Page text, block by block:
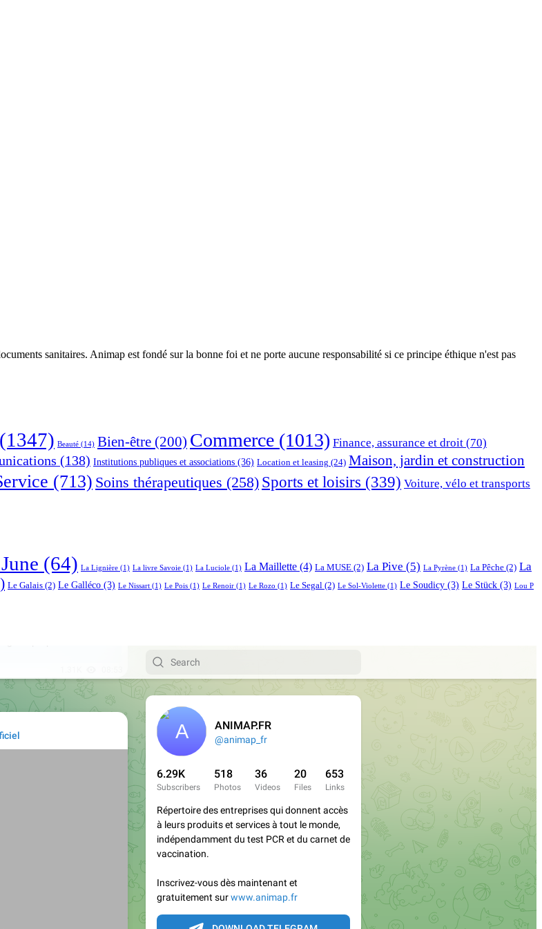
sanitaires. Animap est fondé sur la bonne foi et ne porte aucune responsabilité si ce principe éthique n'est pas
(1347) Beauté (14) Bien-être (200) Commerce (1013) Finance, assurance et droit (70)
(138) Institutions publiques et associations (36) Location et leasing (24) Maison, jardin et construction
(713) Soins thérapeutiques (258) Sports et loisirs (339) Voiture, vélo et transports
(64) La Lignière (1) La livre Savoie (1) La Luciole (1) La Maillette (4) La MUSE (2) La Pive (5) La Pyrène (1) La Pêche (2) La
Le Galais (2) Le Galléco (3) Le Nissart (1) Le Pois (1) Le Renoir (1) Le Rozo (1) Le Segal (2) Le Sol-Violette (1) Le Soudicy (3) Le Stück (3) Lou P